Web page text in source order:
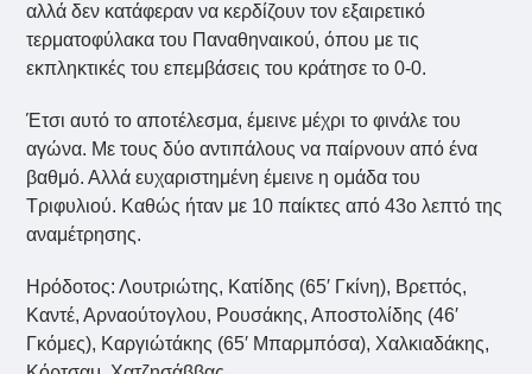
αλλά δεν κατάφεραν να κερδίζουν τον εξαιρετικό
τερματοφύλακα του Παναθηναικού, όπου με τις
εκπληκτικές του επεμβάσεις του κράτησε το 0-0.
Έτσι αυτό το αποτέλεσμα, έμεινε μέχρι το φινάλε του
αγώνα. Με τους δύο αντιπάλους να παίρνουν από ένα
βαθμό. Αλλά ευχαριστημένη έμεινε η ομάδα του
Τριφυλιού. Καθώς ήταν με 10 παίκτες από 43ο λεπτό της
αναμέτρησης.
Ηρόδοτος: Λουτριώτης, Κατίδης (65′ Γκίνη), Βρεττός,
Καντέ, Αρναούτογλου, Ρουσάκης, Αποστολίδης (46′
Γκόμες), Καργιώτάκης (65′ Μπαρμπόσα), Χαλκιαδάκης,